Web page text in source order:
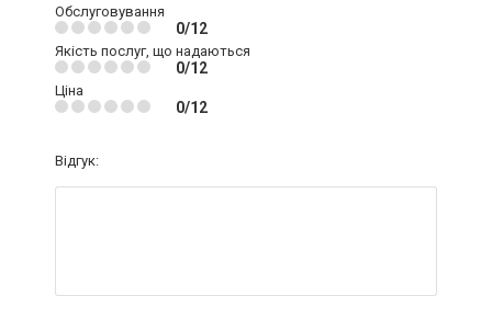
Обслуговування
0/12
Якість послуг, що надаються
0/12
Ціна
0/12
Відгук: